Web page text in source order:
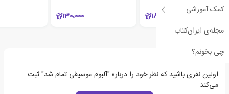
کمک آموزشی
مجله‌ی ایران‌کتاب
چی بخونم؟
180،000 130،000
اولین نفری باشید که نظر خود را درباره "آلبوم موسیقی تمام شد" ثبت
می‌کند